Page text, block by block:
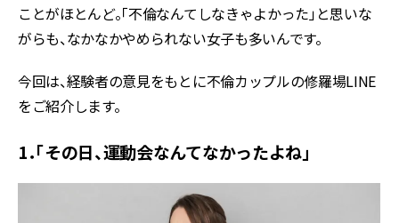
ことがほとんど。「不倫なんてしなきゃよかった」と思いな
がらも、なかなかやめられない女子も多いんです。
今回は、経験者の意見をもとに不倫カップルの修羅場LINE
をご紹介します。
1．「その日、運動会なんてなかったよね」